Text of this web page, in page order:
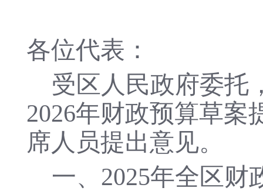
各位代表：
受区人民政府委托
2026年财政预算草案
席人员提出意见。
一、 2025年全区财